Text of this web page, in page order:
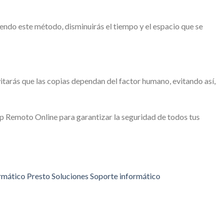
este método, disminuirás el tiempo y el espacio que se
que las copias dependan del factor humano, evitando así,
Online para garantizar la seguridad de todos tus
Presto Soluciones Soporte informático